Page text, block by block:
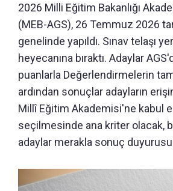
2026 Milli Eğitim Bakanlığı
(MEB-AGS), 26 Temmuz 2026
genelinde yapıldı. Sınav telaşı
heyecanına bıraktı. Adaylar
puanlarla Değerlendirmelerin
ardından sonuçlar adayların
Millî Eğitim Akademisi'ne kabul
seçilmesinde ana kriter olacak,
adaylar merakla sonuç